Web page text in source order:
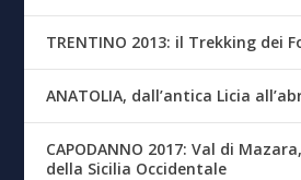
TRENTINO 2013: il Trekking dei
ANATOLIA, dall’antica Licia
CAPODANNO 2017: Val di
della Sicilia Occidentale